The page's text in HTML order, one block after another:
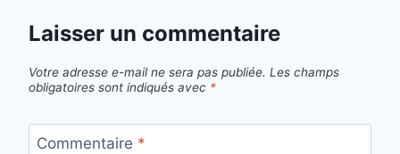
Laisser un commentaire
Votre adresse e-mail ne sera pas publiée. Les champs
obligatoires sont indiqués avec *
Commentaire *